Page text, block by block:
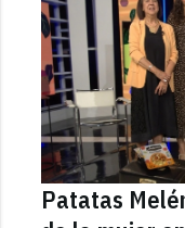
Patatas